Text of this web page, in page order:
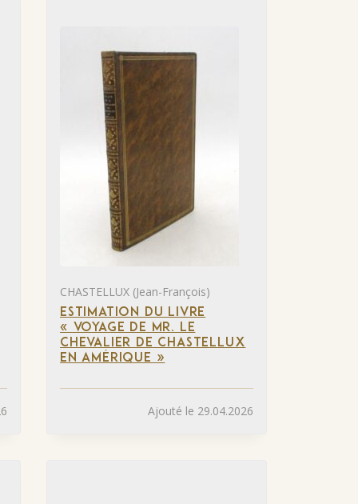
CHASTELLUX (Jean-François)
ESTIMATION DU LIVRE
« VOYAGE DE MR. LE
CHEVALIER DE CHASTELLUX
EN AMÉRIQUE »
Ajouté le 29.04.2026